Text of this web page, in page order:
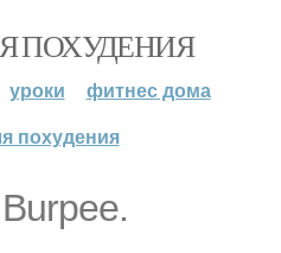
ПОХУДЕНИЯ
уроки
фитнес дома
похудения